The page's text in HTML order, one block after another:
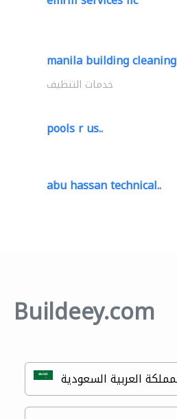
manila building cleaning
خدمات التنظيف
pools r us..
abu hassan technical..
Buildeey.com